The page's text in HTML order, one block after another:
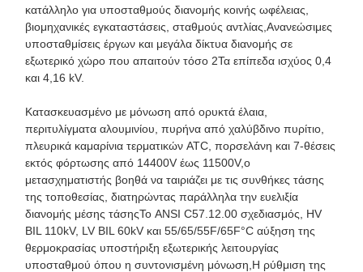
κατάλληλο για υποσταθμούς διανομής κοινής ωφέλειας,
βιομηχανικές εγκαταστάσεις, σταθμούς αντλίας,Ανανεώσιμες
υποσταθμίσεις έργων και μεγάλα δίκτυα διανομής σε
εξωτερικό χώρο που απαιτούν τόσο 2Τα επίπεδα ισχύος 0,4
και 4,16 kV.
Κατασκευασμένο με μόνωση από ορυκτά έλαια,
περιτυλίγματα αλουμινίου, πυρήνα από χαλύβδινο πυρίτιο,
πλευρικά καμαρίνια τερματικών ATC, πορσελάνη και 7-θέσεις
εκτός φόρτωσης από 14400V έως 11500V,ο
μετασχηματιστής βοηθά να ταιριάζει με τις συνθήκες τάσης
της τοποθεσίας, διατηρώντας παράλληλα την ευελιξία
διανομής μέσης τάσηςΤο ANSI C57.12.00 σχεδιασμός, HV
BIL 110kV, LV BIL 60kV και 55/65/55F/65F°C αύξηση της
θερμοκρασίας υποστήριξη εξωτερικής λειτουργίας
υποσταθμού όπου η συντονισμένη μόνωση,Η ρύθμιση της